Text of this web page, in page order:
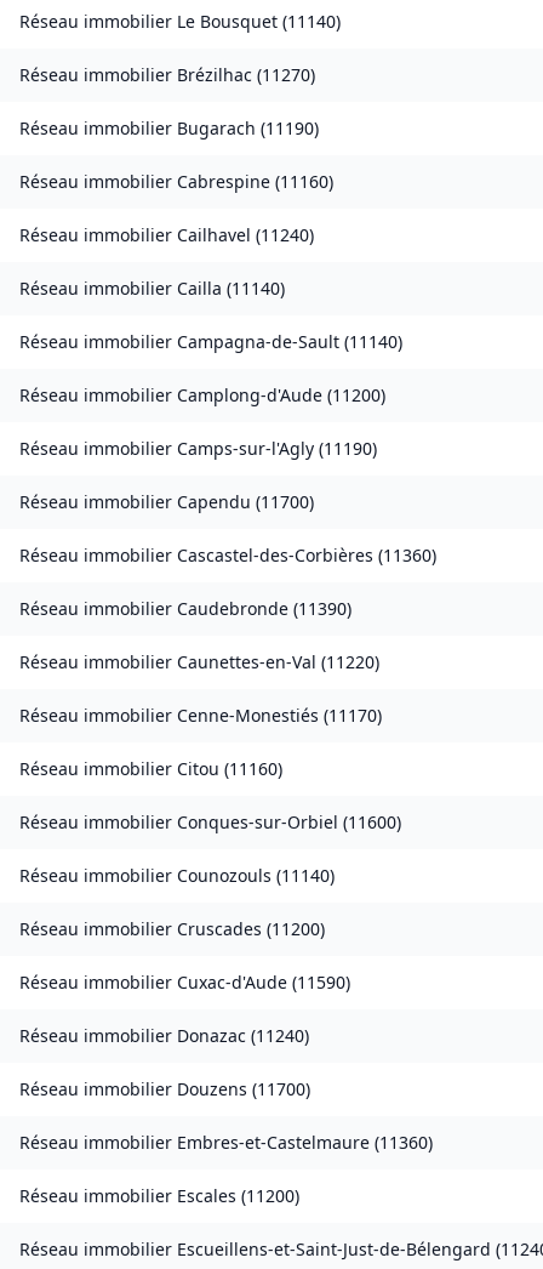
Réseau immobilier Le Bousquet (11140)
Réseau immobilier Brézilhac (11270)
Réseau immobilier Bugarach (11190)
Réseau immobilier Cabrespine (11160)
Réseau immobilier Cailhavel (11240)
Réseau immobilier Cailla (11140)
Réseau immobilier Campagna-de-Sault (11140)
Réseau immobilier Camplong-d'Aude (11200)
Réseau immobilier Camps-sur-l'Agly (11190)
Réseau immobilier Capendu (11700)
Réseau immobilier Cascastel-des-Corbières (11360)
Réseau immobilier Caudebronde (11390)
Réseau immobilier Caunettes-en-Val (11220)
Réseau immobilier Cenne-Monestiés (11170)
Réseau immobilier Citou (11160)
Réseau immobilier Conques-sur-Orbiel (11600)
Réseau immobilier Counozouls (11140)
Réseau immobilier Cruscades (11200)
Réseau immobilier Cuxac-d'Aude (11590)
Réseau immobilier Donazac (11240)
Réseau immobilier Douzens (11700)
Réseau immobilier Embres-et-Castelmaure (11360)
Réseau immobilier Escales (11200)
Réseau immobilier Escueillens-et-Saint-Just-de-Bélengard (